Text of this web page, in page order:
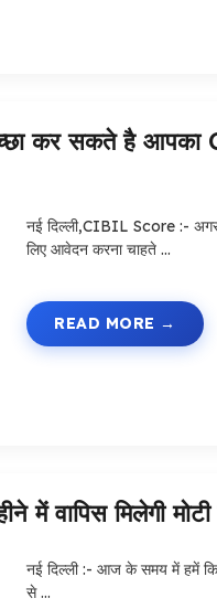
कर सकते है आपका
नई दिल्ली,CIBIL Score :-
लिए आवेदन करना चाहते …
READ MORE
में वापिस मिलेगी
नई दिल्ली :- आज के समय में हमें
से …